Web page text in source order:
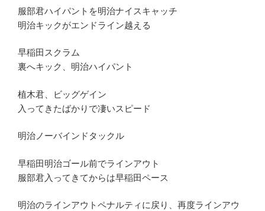
服部君ハイパントを明治ナイスキャッチ
明治キックがエンドライン越える
早稲田スクラム
裏へキック、明治ハイパント
植木君、ビッグゲイン
入ってきたばかりで凄いスピード
明治ノーバインドタックル
早稲田明治ゴール前でラインアウト
服部君入ってきてからは早稲田ペース
明治のラインアウトペナルティに戻り、再度ラインアウ